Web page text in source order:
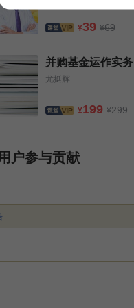
¥39 ¥69
并购基金运作实务
尤挺辉
¥199 ¥299
户参与贡献